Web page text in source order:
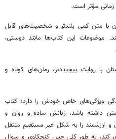
زمانی مؤثر است.
داستان با متن کمی بلندتر و شخصیت‌های قابل
موضوعات این کتاب‌ها مانند دوستی،
داستان با روایت پیچیده‌تر، رمان‌های کوتاه و
ویژگی‌های خاص خودش را دارد؛ کتاب
داشته باشد، زبانش ساده و روان و
ارزشمند را به شکل غیر مستقیم منتقل
کند، به طور کلی حس کنجکاوی و سوال